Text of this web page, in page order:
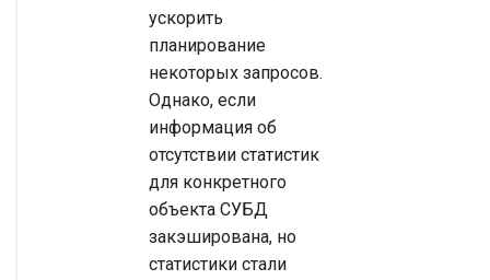
ускорить
планирование
некоторых запросов.
Однако, если
информация об
отсутствии статистик
для конкретного
объекта СУБД
закэширована, но
статистики стали